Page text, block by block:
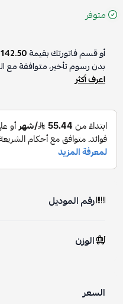
متوفر
أو قسم فاتورتك بقيمة142.50 ر.س
بدون رسوم تأخير، متوافقة مع
اعرف أكثر
رقم الموديل
الوزن
السعر